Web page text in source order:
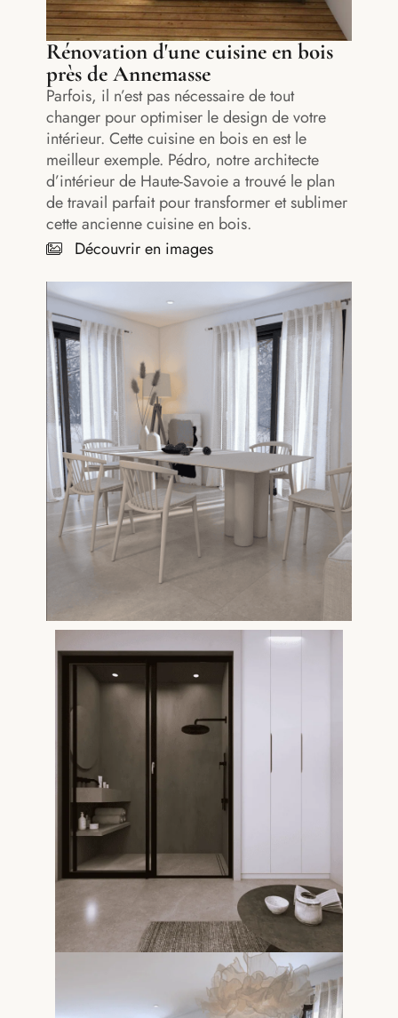
Rénovation d'une cuisine en bois
près de Annemasse
Parfois, il n’est pas nécessaire de tout
changer pour optimiser le design de votre
intérieur. Cette cuisine en bois en est le
meilleur exemple. Pédro, notre architecte
d’intérieur de Haute-Savoie a trouvé le plan
de travail parfait pour transformer et sublimer
cette ancienne cuisine en bois.
Découvrir en images